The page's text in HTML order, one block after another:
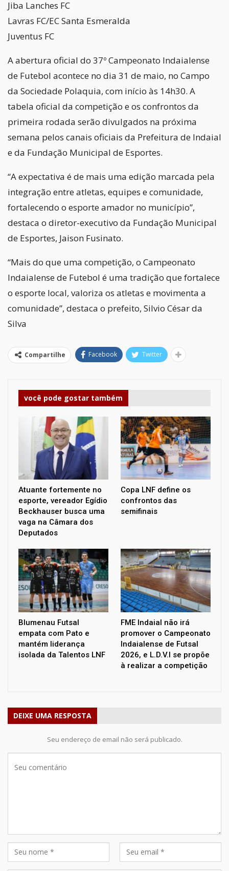
Jiba Lanches FC
Lavras FC/EC Santa Esmeralda
Juventus FC
A abertura oficial do 37º Campeonato Indaialense
de Futebol acontece no dia 31 de maio, no Campo
da Sociedade Polaquia, com início às 14h30. A
tabela oficial da competição e os confrontos da
primeira rodada serão divulgados na próxima
semana pelos canais oficiais da Prefeitura de Indaial
e da Fundação Municipal de Esportes.
“A expectativa é de mais uma edição marcada pela
integração entre atletas, equipes e comunidade,
fortalecendo o esporte amador no município”,
destaca o diretor-executivo da Fundação Municipal
de Esportes, Jaison Fusinato.
“Mais do que uma competição, o Campeonato
Indaialense de Futebol é uma tradição que fortalece
o esporte local, valoriza os atletas e movimenta a
comunidade”, destaca o prefeito, Silvio César da
Silva
Compartilhe Facebook Twitter
você pode gostar também
Atuante fortemente no
esporte, vereador Egídio
Beckhauser busca uma
vaga na Câmara dos
Deputados
Copa LNF define os
confrontos das
semifinais
Blumenau Futsal
empata com Pato e
mantém liderança
isolada da Talentos LNF
FME Indaial não irá
promover o Campeonato
Indaialense de Futsal
2026, e L.D.V.I se propõe
à realizar a competição
DEIXE UMA RESPOSTA
Seu endereço de email não será publicado.